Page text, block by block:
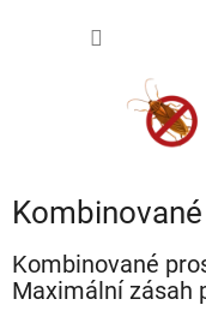
Kombinované
Maximální zásah